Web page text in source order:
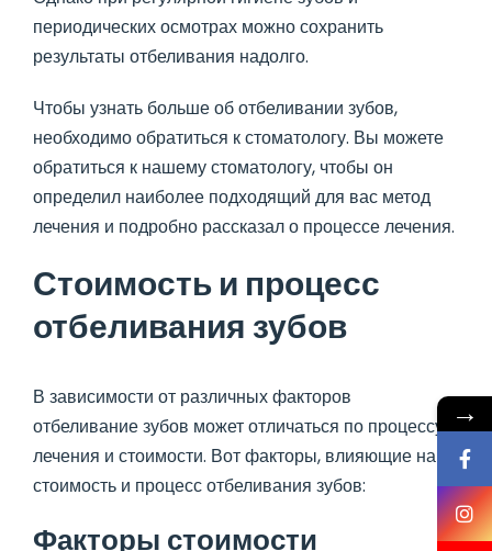
периодических осмотрах можно сохранить
результаты отбеливания надолго.
Чтобы узнать больше об отбеливании зубов,
необходимо обратиться к стоматологу. Вы можете
обратиться к нашему стоматологу, чтобы он
определил наиболее подходящий для вас метод
лечения и подробно рассказал о процессе лечения.
Стоимость и процесс
отбеливания зубов
В зависимости от различных факторов
отбеливание зубов может отличаться по процессу
лечения и стоимости. Вот факторы, влияющие на
стоимость и процесс отбеливания зубов:
Факторы стоимости
→